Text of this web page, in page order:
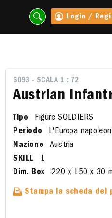
Login /
6093 - SCALA 1 : 72
Austrian
Tipo
Figure SOLDIERS
Periodo
L'Europa
Nazione
Austria
SKILL
1
Dim. Box
220 x 150 x 30
Stampa la scheda del